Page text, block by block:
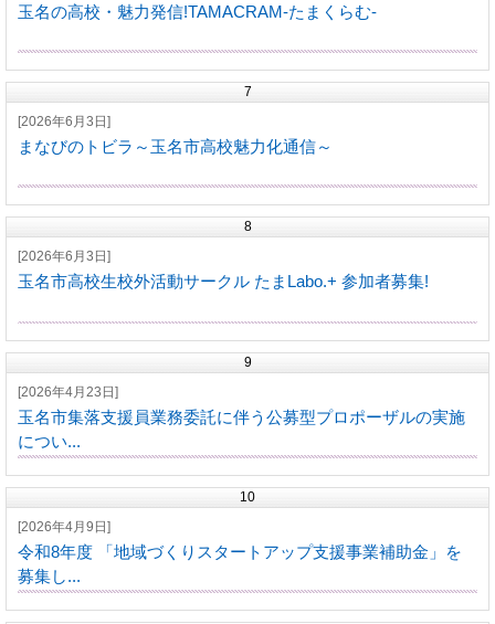
玉名の高校・魅力発信!TAMACRAM-たまくらむ-
7
[2026年6月3日]
まなびのトビラ～玉名市高校魅力化通信～
8
[2026年6月3日]
玉名市高校生校外活動サークル たまLabo.+ 参加者募集!
9
[2026年4月23日]
玉名市集落支援員業務委託に伴う公募型プロポーザルの実施
につい...
10
[2026年4月9日]
令和8年度 「地域づくりスタートアップ支援事業補助金」を
募集し...